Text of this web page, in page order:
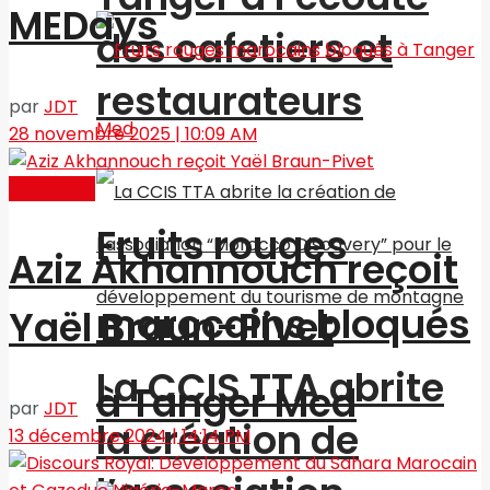
des cafetiers et
restaurateurs
La CCIS TTA abrite
la création de
Fruits rouges
marocains bloqués
à Tanger Med
MEDays
parJDT
28 novembre 2025 | 10:09 AM
Aziz Akhannouch reçoit
Yaël Braun-Pivet
parJDT
13 décembre 2024 | 14:14 PM